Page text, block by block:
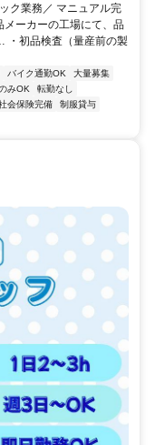
ク業務／ マニュアル完
メーカーの工場にて、品
・初品検査（量産前の製
バイク通勤OK
大量募集
みOK
転勤なし
会保険完備
制服貸与